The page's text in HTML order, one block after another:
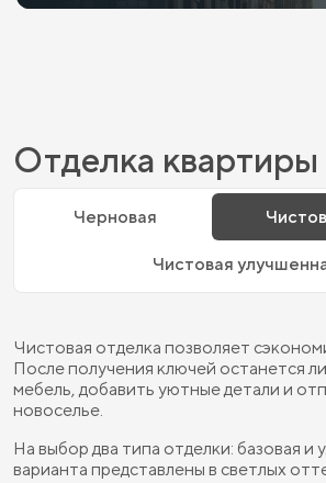
Отделка квартиры
Черновая
Чистовая
Чистовая отделка позволяет
После получения ключей останется
мебель, добавить уютные детали и
новоселье.
На выбор два типа отделки: базовая и
варианта представлены в светлых